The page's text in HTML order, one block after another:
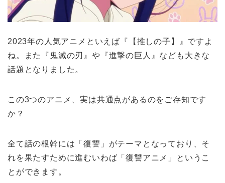
2023年の人気アニメといえば『【推しの子】』ですよ
ね。また『鬼滅の刃』や『進撃の巨人』なども大きな
話題となりました。
この3つのアニメ、実は共通点があるのをご存知です
か？
全て話の根幹には「復讐」がテーマとなっており、そ
れを果たすために進むいわば「復讐アニメ」というこ
とができます。